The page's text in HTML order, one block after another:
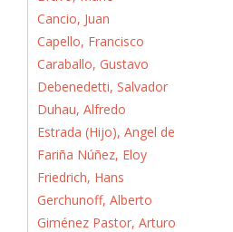
Cancio, Juan
Capello, Francisco
Caraballo, Gustavo
Debenedetti, Salvador
Duhau, Alfredo
Estrada (Hijo), Angel de
Fariña Núñez, Eloy
Friedrich, Hans
Gerchunoff, Alberto
Giménez Pastor, Arturo